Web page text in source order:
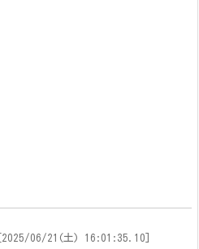
[2025/06/21(土) 16:01:35.10]